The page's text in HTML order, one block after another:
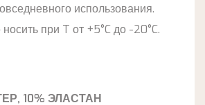
использования.
при T от +5°C до -20°C.
10% ЭЛАСТАН